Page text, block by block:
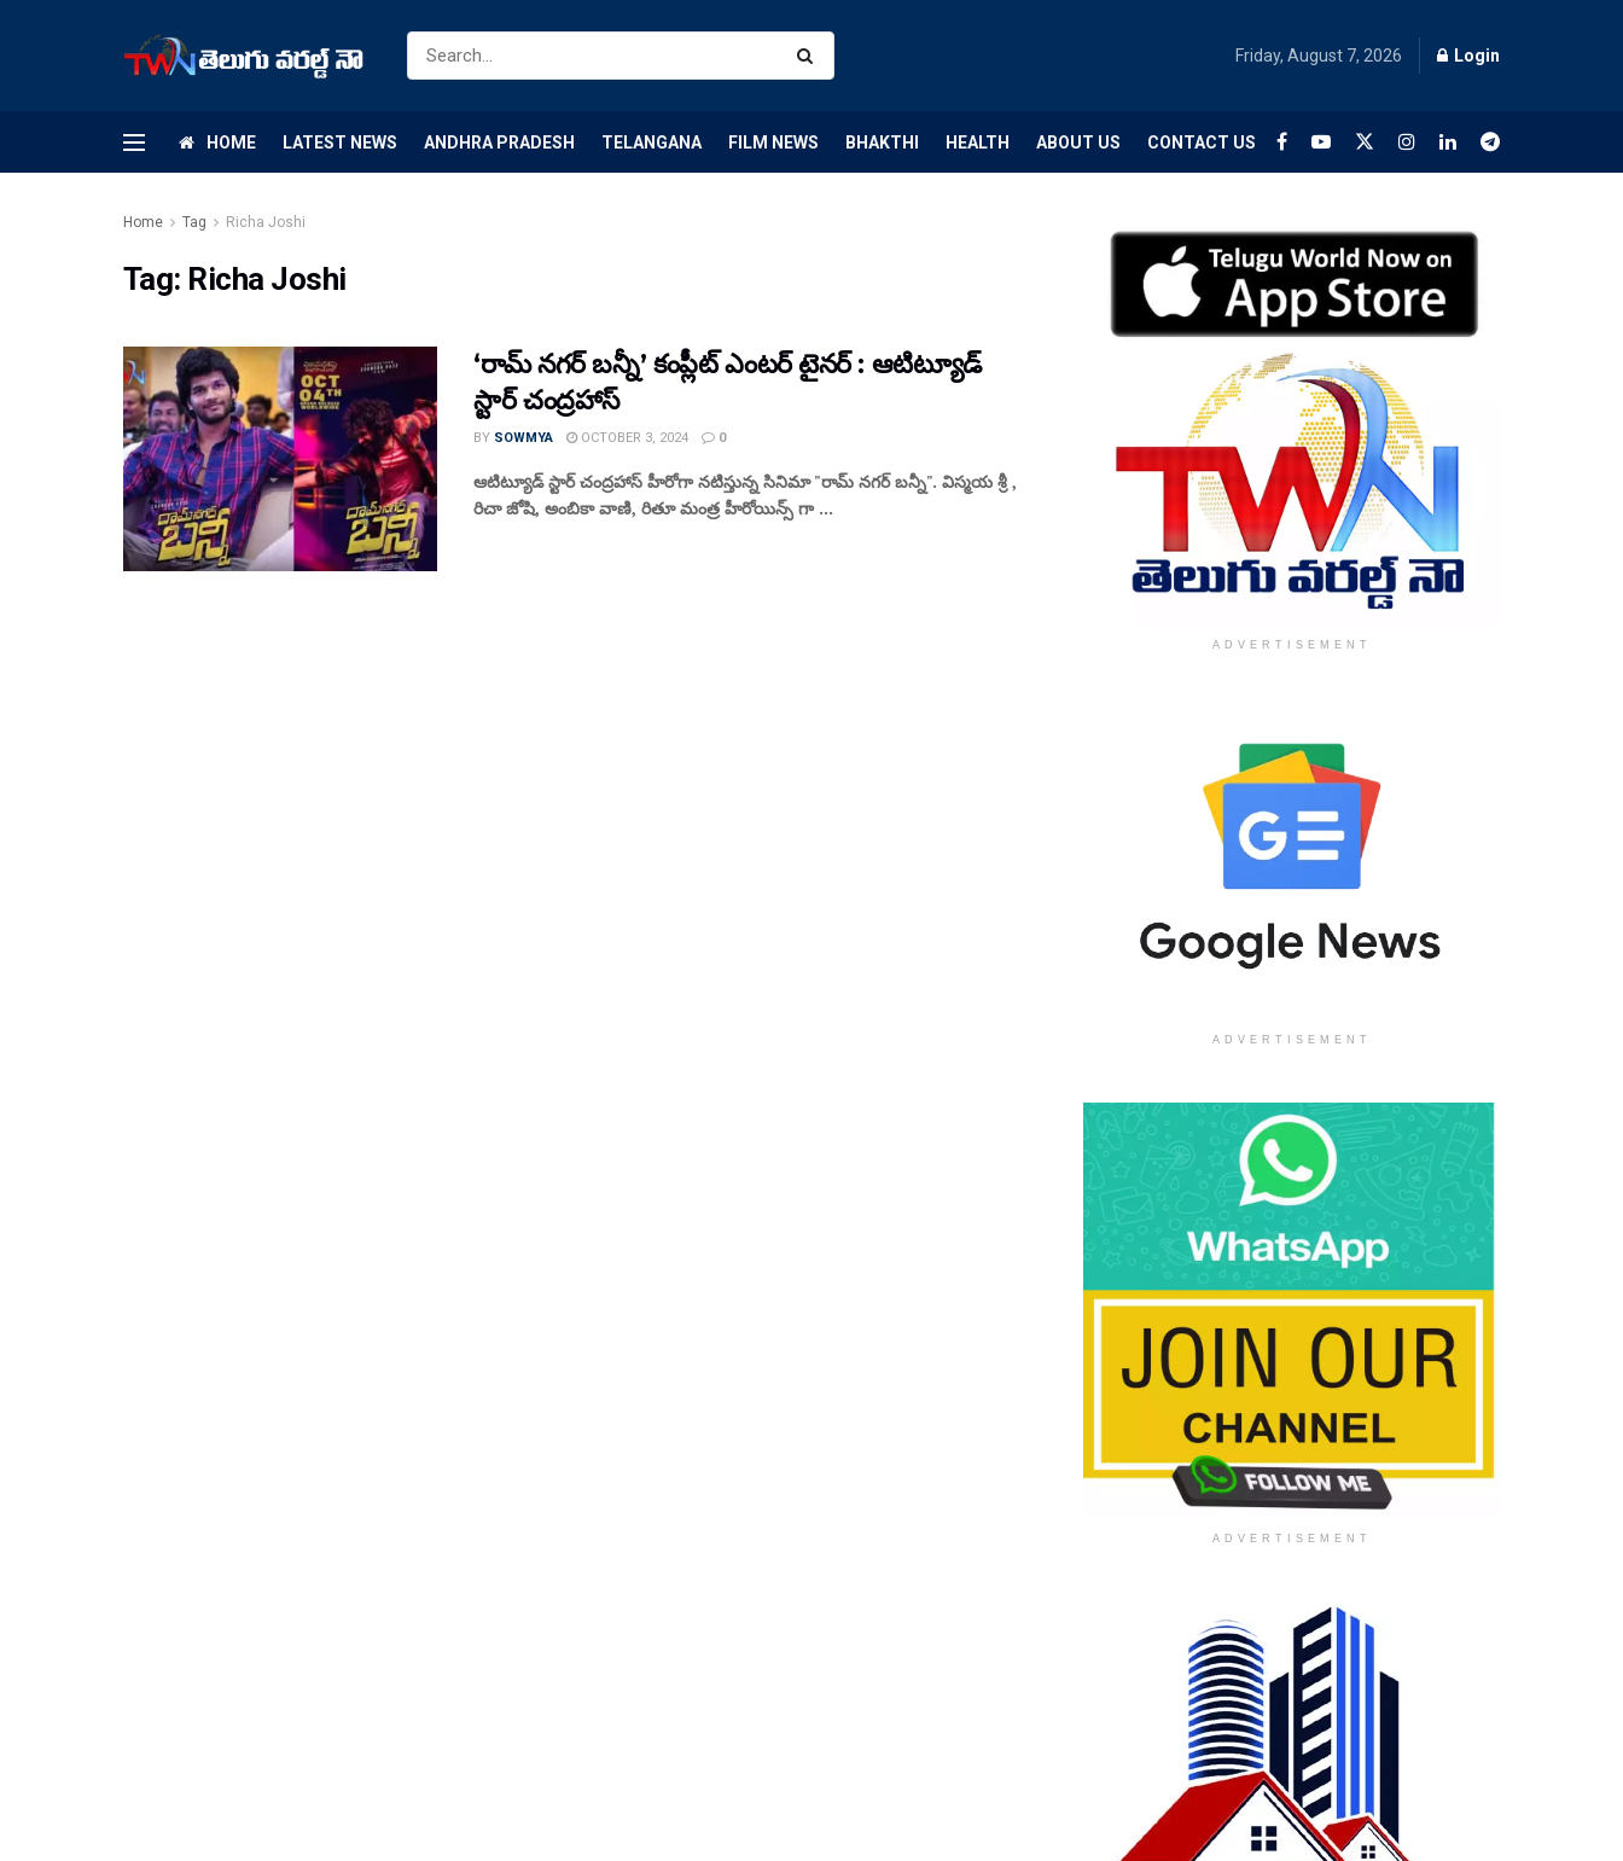
Friday, August 7, 2026 Login
HOME LATEST NEWS ANDHRA PRADESH TELANGANA FILM NEWS BHAKTHI HEALTH ABOUT US CONTACT US
Home Tag Richa Joshi
Tag: Richa Joshi
‘రామ్ నగర్ బన్నీ’ కంప్లీట్ ఎంటర్ టైనర్ : ఆటిట్యూడ్
స్టార్ చంద్రహాస్
BY SOWMYA OCTOBER 3, 2024 0
ఆటిట్యూడ్ స్టార్ చంద్రహాస్ హీరోగా నటిస్తున్న సినిమా "రామ్ నగర్ బన్నీ". విస్మయ శ్రీ ,
రిచా జోషి, అంబికా వాణి, రితూ మంత్ర హీరోయిన్స్ గా ...
ADVERTISEMENT
ADVERTISEMENT
ADVERTISEMENT